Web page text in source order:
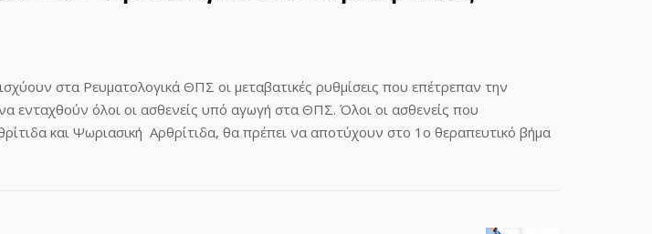
στα Ρευματολογικά ΘΠΣ οι μεταβατικές ρυθμίσεις που επέτρεπαν την
ενταχθούν όλοι οι ασθενείς υπό αγωγή στα ΘΠΣ. Όλοι οι ασθενείς που
και Ψωριασική Αρθρίτιδα, θα πρέπει να αποτύχουν στο 1ο θεραπευτικό βήμα